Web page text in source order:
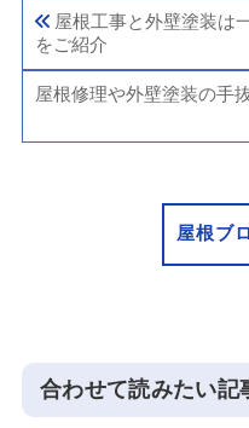
屋根工事と外壁塗装は
をご紹介
屋根修理や外壁塗装の手
屋根ブ
合わせて読みたい記